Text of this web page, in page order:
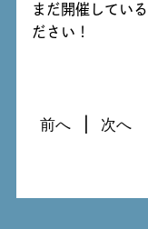
まだ開催してい
ださい！
前へ 次へ